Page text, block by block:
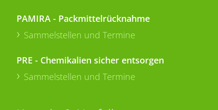
PAMIRA - Packmittelrücknahme
Sammelstellen und Termine
PRE - Chemikalien sicher entsorgen
Sammelstellen und Termine